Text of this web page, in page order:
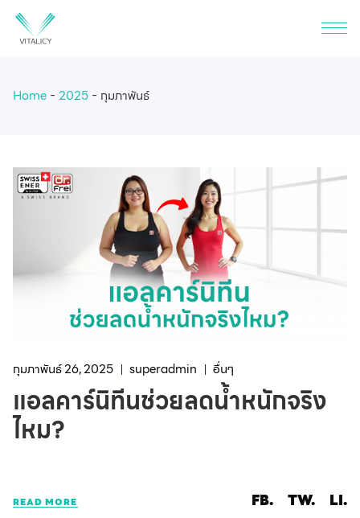
Home 2025 กุมภาพันธ์
กุมภาพันธ์ 26, 2025 superadmin อื่นๆ
แอลคาร์นิทีนช่วยลดน้ำหนักจริง
ไหม?
READ MORE FB. TW. LI.